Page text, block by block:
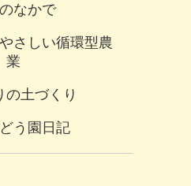
なかで
さしい循環型農
業
の土づくり
う園日記